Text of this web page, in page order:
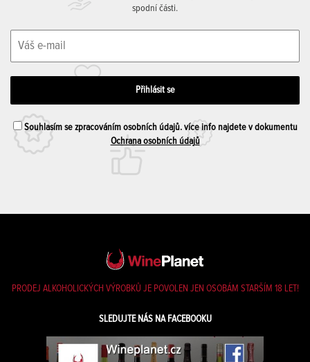
spodní části.
Souhlasím se zpracováním osobních údajů. více info najdete v dokumentu
Ochrana osobních údajů
PRODEJ ALKOHOLICKÝCH VÝROBKŮ JE POVOLEN JEN OSOBÁM STARŠÍM 18 LET!
SLEDUJTE NÁS NA FACEBOOKU